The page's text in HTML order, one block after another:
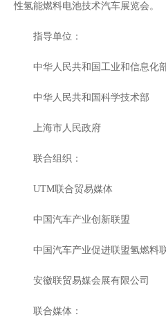
性氢能燃料电池技术汽车展览会。
指导单位：
中华人民共和国工业和信息化
中华人民共和国科学技术部
上海市人民政府
联合组织：
UTM联合贸易媒体
中国汽车产业创新联盟
中国汽车产业促进联盟氢燃料
安徽联贸易媒会展有限公司
联合媒体：